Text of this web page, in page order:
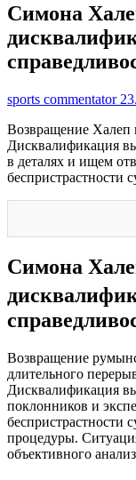
Симона
sports commentator
Возвращение Халеп
Дисквалификация
в деталях и ищем
беспристрастности
Симона
Возвращение
длительного
Дисквалификация
поклонников и
беспристрастности
процедуры.
объективного